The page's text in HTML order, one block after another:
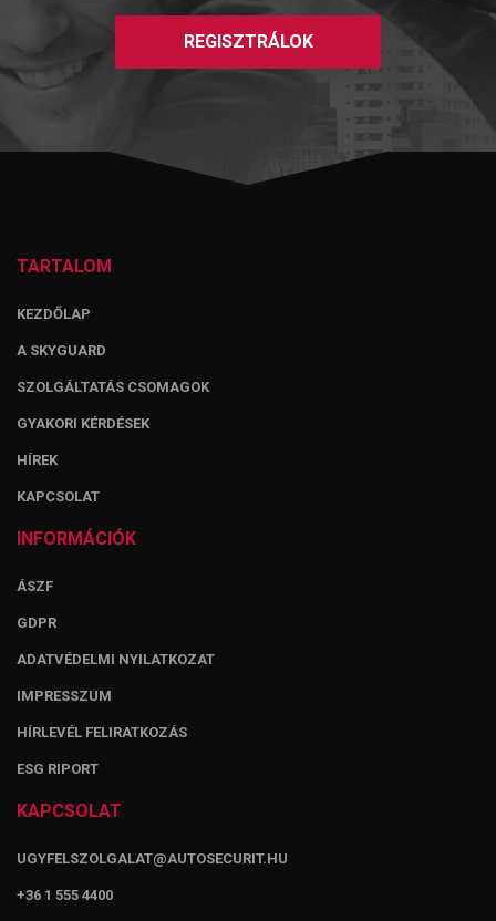
REGISZTRÁLOK
TARTALOM
KEZDŐLAP
A SKYGUARD
SZOLGÁLTATÁS CSOMAGOK
GYAKORI KÉRDÉSEK
HÍREK
KAPCSOLAT
INFORMÁCIÓK
ÁSZF
GDPR
ADATVÉDELMI NYILATKOZAT
IMPRESSZUM
HÍRLEVÉL FELIRATKOZÁS
ESG RIPORT
KAPCSOLAT
UGYFELSZOLGALAT@AUTOSECURIT.HU
+36 1 555 4400